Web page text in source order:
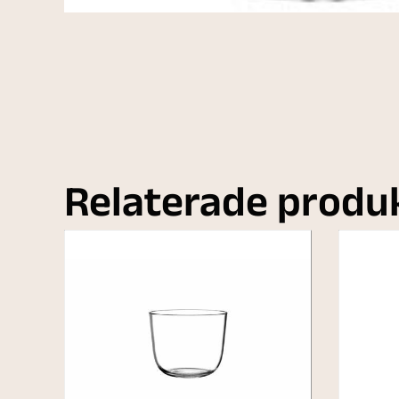
Relaterade